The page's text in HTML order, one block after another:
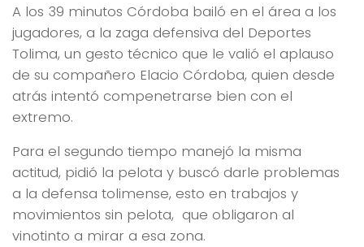
A los 39 minutos Córdoba bailó en el área a los
jugadores, a la zaga defensiva del Deportes
Tolima, un gesto técnico que le valió el aplauso
de su compañero Elacio Córdoba, quien desde
atrás intentó compenetrarse bien con el
extremo.
Para el segundo tiempo manejó la misma
actitud, pidió la pelota y buscó darle problemas
a la defensa tolimense, esto en trabajos y
movimientos sin pelota, que obligaron al
vinotinto a mirar a esa zona.